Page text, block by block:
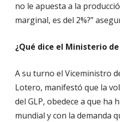
no le apuesta a la
marginal, es del 2%?”
¿Qué dice el Ministerio
A su turno el Viceministro
Lotero, manifestó que la
del GLP, obedece a que ha
mundial y con la demanda